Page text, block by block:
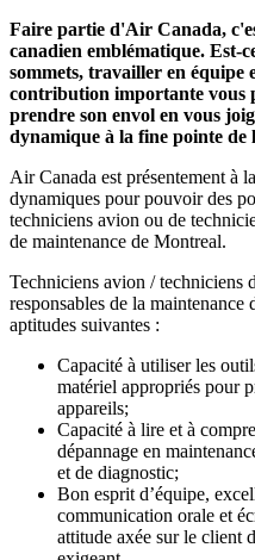
Faire partie d'Air Canada,
canadien emblématique. Est-
sommets, travailler en
contribution importante vous
prendre son envol en vous
dynamique à la fine pointe de
Air Canada est présentement à
dynamiques pour pouvoir des
techniciens avion ou de
de maintenance de Montreal.
Techniciens avion / techniciens
responsables de la maintenance
aptitudes suivantes :
Capacité à utiliser les
matériel appropriés pour
appareils;
Capacité à lire et à
dépannage en
et de diagnostic;
Bon esprit d’équipe,
communication orale et
attitude axée sur le client